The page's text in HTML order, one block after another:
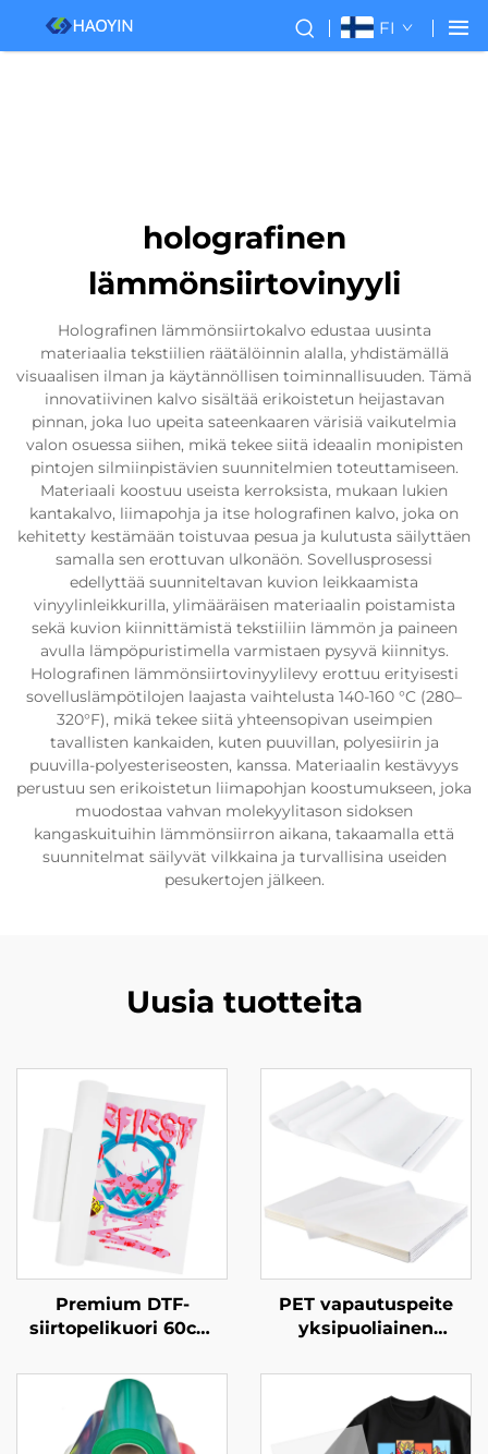
FI
holografinen
lämmönsiirtovinyyli
Holografinen lämmönsiirtokalvo edustaa uusinta
materiaalia tekstiilien räätälöinnin alalla, yhdistämällä
visuaalisen ilman ja käytännöllisen toiminnallisuuden. Tämä
innovatiivinen kalvo sisältää erikoistetun heijastavan
pinnan, joka luo upeita sateenkaaren värisiä vaikutelmia
valon osuessa siihen, mikä tekee siitä ideaalin monipisten
pintojen silmiinpistävien suunnitelmien toteuttamiseen.
Materiaali koostuu useista kerroksista, mukaan lukien
kantakalvo, liimapohja ja itse holografinen kalvo, joka on
kehitetty kestämään toistuvaa pesua ja kulutusta säilyttäen
samalla sen erottuvan ulkonäön. Sovellusprosessi
edellyttää suunniteltavan kuvion leikkaamista
vinyylinleikkurilla, ylimääräisen materiaalin poistamista
sekä kuvion kiinnittämistä tekstiiliin lämmön ja paineen
avulla lämpöpuristimella varmistaen pysyvä kiinnitys.
Holografinen lämmönsiirtovinyylilevy erottuu erityisesti
sovelluslämpötilojen laajasta vaihtelusta 140-160 °C (280–
320°F), mikä tekee siitä yhteensopivan useimpien
tavallisten kankaiden, kuten puuvillan, polyesiirin ja
puuvilla-polyesteriseosten, kanssa. Materiaalin kestävyys
perustuu sen erikoistetun liimapohjan koostumukseen, joka
muodostaa vahvan molekyylitason sidoksen
kangaskuituihin lämmönsiirron aikana, takaamalla että
suunnitelmat säilyvät vilkkaina ja turvallisina useiden
pesukertojen jälkeen.
Uusia tuotteita
Premium DTF-
siirtopelikuori 60cm
PET vapautuspeite
yksipuoliainen
statinen